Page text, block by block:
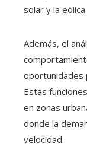
solar y la eólica.
Además, el
oportunidades
Estas
en zonas
donde la
velocidad.